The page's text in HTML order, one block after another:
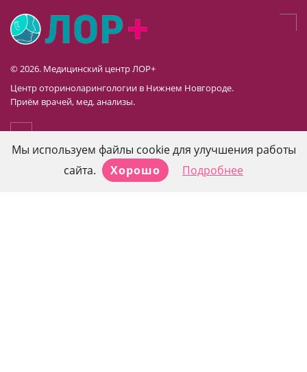
© 2026. Медицинский центр ЛОР+
Центр оториноларингологии в Нижнем Новгороде.
Приём врачей, мед. анализы.
Мы используем файлы cookie для улучшения работы
сайта.
Хорошо Подробнее